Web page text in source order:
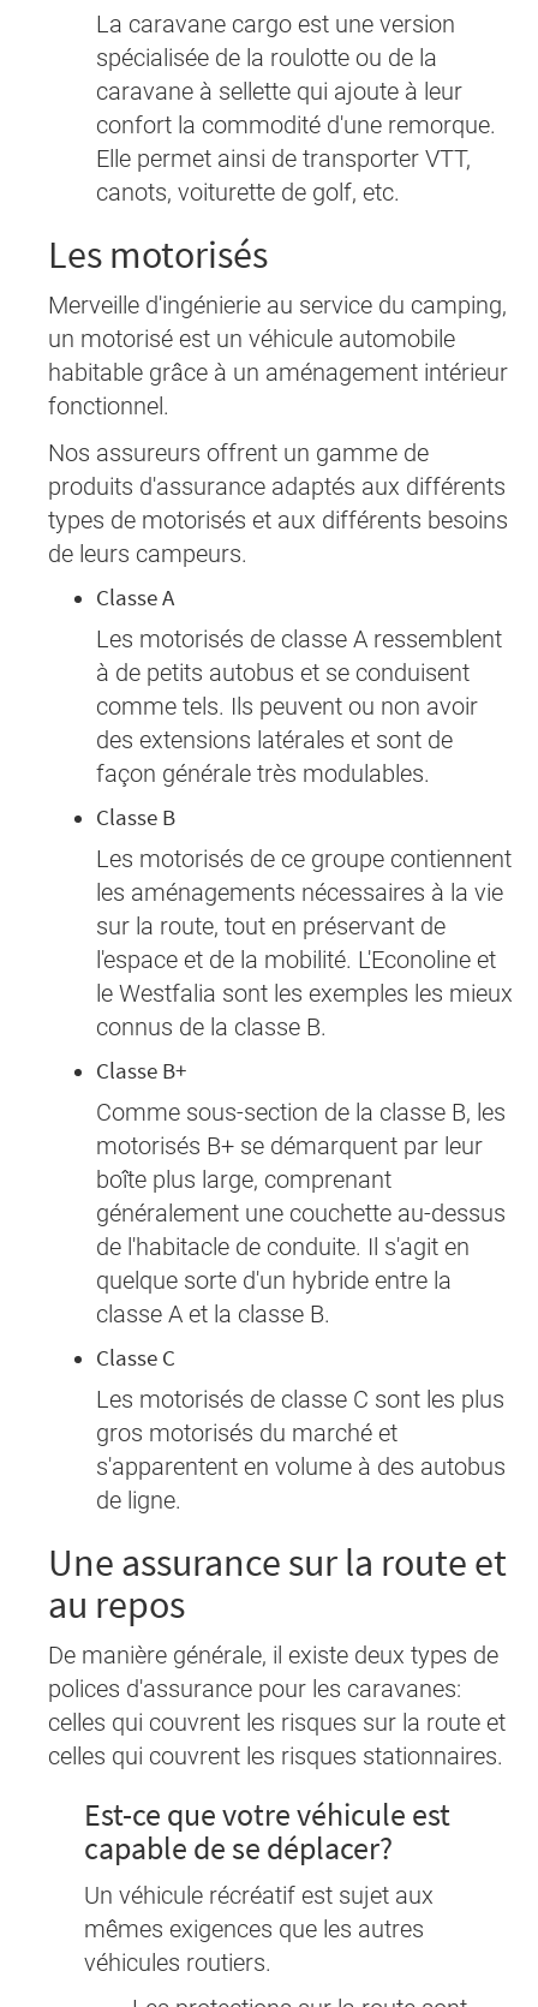
La caravane cargo est une version
spécialisée de la roulotte ou de la
caravane à sellette qui ajoute à leur
confort la commodité d'une remorque.
Elle permet ainsi de transporter VTT,
canots, voiturette de golf, etc.
Les motorisés
Merveille d'ingénierie au service du camping,
un motorisé est un véhicule automobile
habitable grâce à un aménagement intérieur
fonctionnel.
Nos assureurs offrent un gamme de
produits d'assurance adaptés aux différents
types de motorisés et aux différents besoins
de leurs campeurs.
Classe A
Les motorisés de classe A ressemblent
à de petits autobus et se conduisent
comme tels. Ils peuvent ou non avoir
des extensions latérales et sont de
façon générale très modulables.
Classe B
Les motorisés de ce groupe contiennent
les aménagements nécessaires à la vie
sur la route, tout en préservant de
l'espace et de la mobilité. L'Econoline et
le Westfalia sont les exemples les mieux
connus de la classe B.
Classe B+
Comme sous-section de la classe B, les
motorisés B+ se démarquent par leur
boîte plus large, comprenant
généralement une couchette au-dessus
de l'habitacle de conduite. Il s'agit en
quelque sorte d'un hybride entre la
classe A et la classe B.
Classe C
Les motorisés de classe C sont les plus
gros motorisés du marché et
s'apparentent en volume à des autobus
de ligne.
Une assurance sur la route et
au repos
De manière générale, il existe deux types de
polices d'assurance pour les caravanes:
celles qui couvrent les risques sur la route et
celles qui couvrent les risques stationnaires.
Est-ce que votre véhicule est
capable de se déplacer?
Un véhicule récréatif est sujet aux
mêmes exigences que les autres
véhicules routiers.